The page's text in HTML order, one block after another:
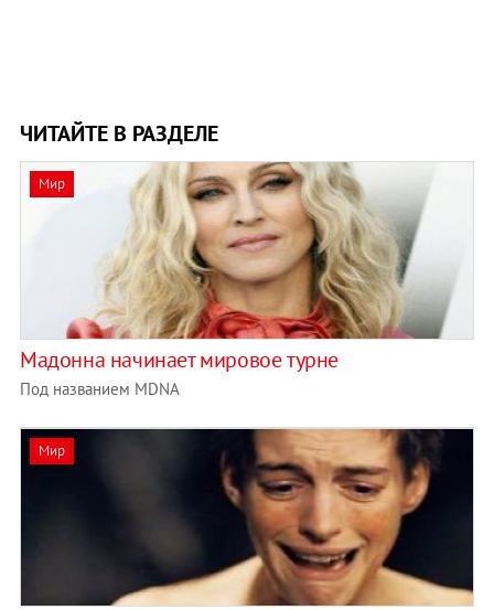
ЧИТАЙТЕ В РАЗДЕЛЕ
Мир
Мадонна начинает мировое турне
Под названием MDNA
Мир